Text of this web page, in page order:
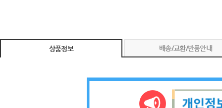
상품정보 배송/교환/반품안내